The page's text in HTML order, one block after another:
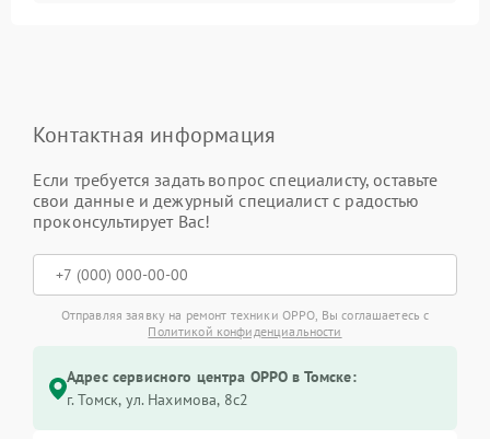
Контактная информация
Если требуется задать вопрос специалисту, оставьте
свои данные и дежурный специалист с радостью
проконсультирует Вас!
Отправляя заявку на ремонт техники OPPO, Вы соглашаетесь с
Политикой конфиденциальности
Адрес сервисного центра OPPO в Томске:
г. Томск, ул. Нахимова, 8с2